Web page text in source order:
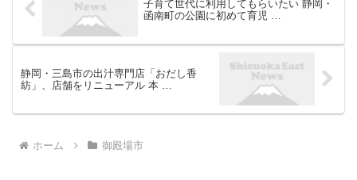
子育て世代に利用してもらいたい 静岡・
函南町の公園に初めて育児 …
静岡・三島市の出汁専門店「おだし香
紡」、店舗をリニューアル 本 …
ホーム 御殿場市